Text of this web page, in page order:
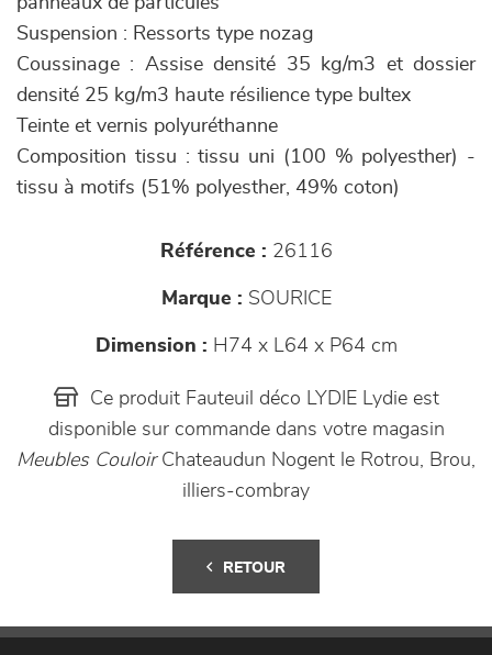
Suspension : Ressorts type nozag
Coussinage : Assise densité 35 kg/m3 et dossier
densité 25 kg/m3 haute résilience type bultex
Teinte et vernis polyuréthanne
Composition tissu : tissu uni (100 % polyesther) -
tissu à motifs (51% polyesther, 49% coton)
Référence : 26116
Marque : SOURICE
Dimension : H74 x L64 x P64 cm
Ce produit Fauteuil déco LYDIE Lydie est
disponible sur commande dans votre magasin
Meubles CouloirChateaudun Nogent le Rotrou, Brou,
illiers-combray
RETOUR